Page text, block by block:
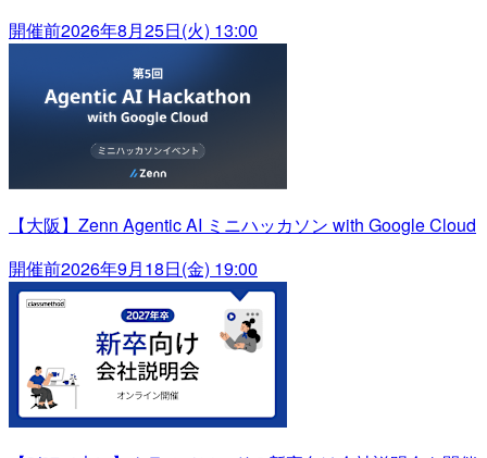
開催前2026年8月25日(火) 13:00
【大阪】Zenn Agentic AI ミニハッカソン with Google Cloud
開催前2026年9月18日(金) 19:00